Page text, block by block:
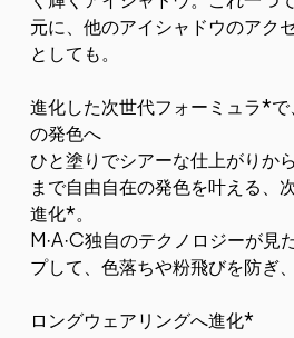
元に、他のアイシャドウのアク
としても。
進化した次世代フォーミュラ*で
の発色へ
ひと塗りでシアーな仕上がりか
まで自由自在の発色を叶える、
進化*。
M·A·C独自のテクノロジーが見
プして、色落ちや粉飛びを防ぎ
ロングウェアリングへ進化*